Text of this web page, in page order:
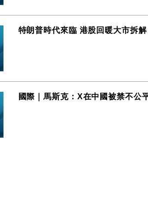
特朗普時代來臨 港股回暖大市拆解
國際｜馬斯克：X在中國被禁不公